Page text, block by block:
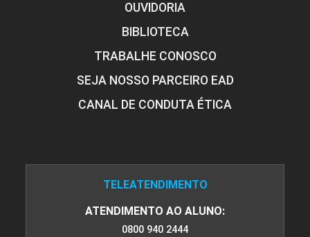
OUVIDORIA
BIBLIOTECA
TRABALHE CONOSCO
SEJA NOSSO PARCEIRO EAD
CANAL DE CONDUTA ÉTICA
TELEATENDIMENTO
ATENDIMENTO AO ALUNO:
0800 940 2444